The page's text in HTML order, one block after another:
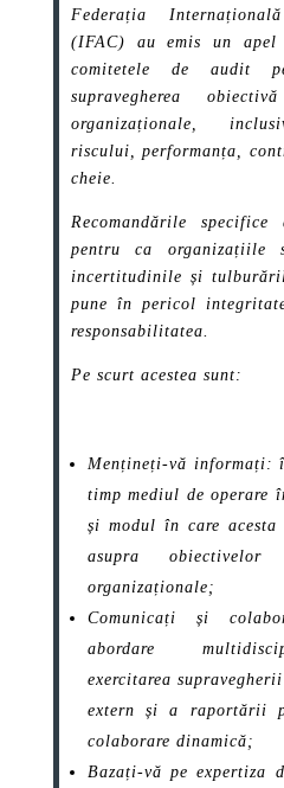
Federația
(IFAC) au emis un apel
comitetele de audit
supravegherea
organizaționale,
riscului, performanța,
cheie.
Recomandările
pentru ca organizațiile
incertitudinile și
pune în pericol
responsabilitatea.
Pe scurt acestea sunt:
Mențineți-vă informați:
timp mediul de operare
și modul în care acesta
asupra obiectivelor
organizaționale;
Comunicați și
abordare
exercitarea
extern și a raportării
colaborare dinamică;
Bazați-vă pe expertiza